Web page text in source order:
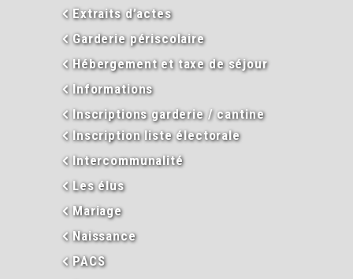
Extraits d’actes
Garderie périscolaire
Hébergement et taxe de séjour
Informations
Inscriptions garderie / cantine
Inscription liste électorale
Intercommunalité
Les élus
Mariage
Naissance
PACS